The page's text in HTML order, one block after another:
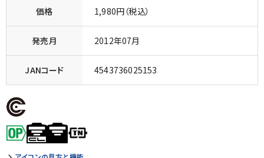
価格 1,980円（税込）
発売月 2012年07月
JANコード 4543736025153